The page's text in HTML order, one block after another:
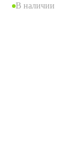
В наличии